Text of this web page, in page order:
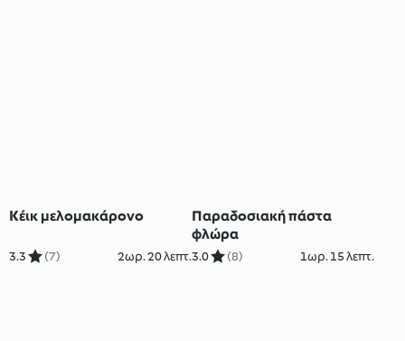
Κέικ μελομακάρονο
3.3 (7) 2ωρ. 20 λεπτ.
Παραδοσιακή πάστα
φλώρα
3.0 (8) 1ωρ. 15 λεπτ.